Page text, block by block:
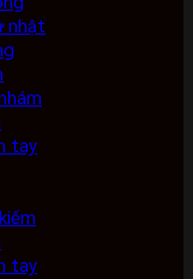
nhật
tay
tay